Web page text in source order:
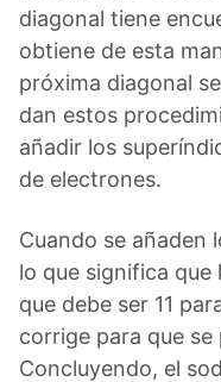
diagonal tiene
obtiene de esta
próxima diagonal
dan estos
añadir los
de electrones.
Cuando se añaden
lo que significa que
que debe ser 11
corrige para que se
Concluyendo, el